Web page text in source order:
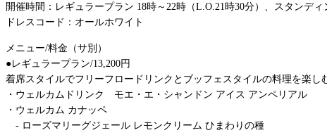
開催時間：レギュラープラン 18時～22時（L.O.21時30分）、スタンディ
ドレスコード：オールホワイト
メニュー/料金（サ別）
●レギュラープラン/13,200円
着席スタイルでフリーフロードリンクとブッフェスタイルの料理を楽し
・ウェルカムドリンク モエ・エ・シャンドン アイス アンペリアル
・ウェルカム カナッペ
‐ ローズマリーグジェール レモンクリーム ひまわりの種